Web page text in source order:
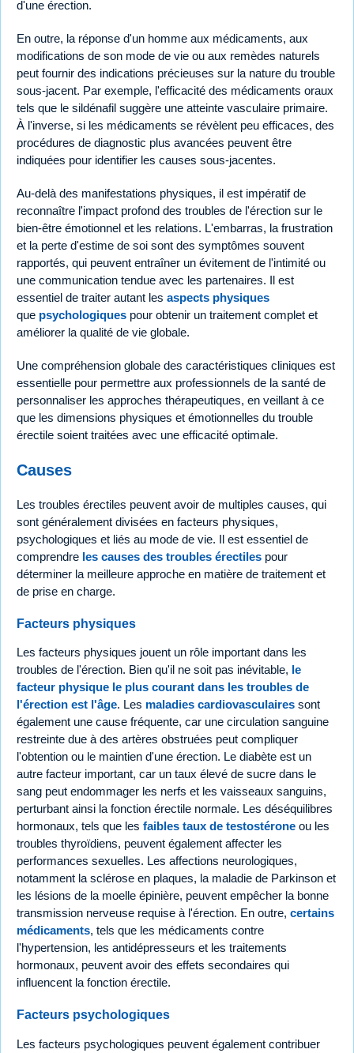
d'une érection.
En outre, la réponse d'un homme aux médicaments, aux
modifications de son mode de vie ou aux remèdes naturels
peut fournir des indications précieuses sur la nature du trouble
sous-jacent. Par exemple, l'efficacité des médicaments oraux
tels que le sildénafil suggère une atteinte vasculaire primaire.
À l'inverse, si les médicaments se révèlent peu efficaces, des
procédures de diagnostic plus avancées peuvent être
indiquées pour identifier les causes sous-jacentes.
Au-delà des manifestations physiques, il est impératif de
reconnaître l'impact profond des troubles de l'érection sur le
bien-être émotionnel et les relations. L'embarras, la frustration
et la perte d'estime de soi sont des symptômes souvent
rapportés, qui peuvent entraîner un évitement de l'intimité ou
une communication tendue avec les partenaires. Il est
essentiel de traiter autant les aspects physiques
que psychologiques pour obtenir un traitement complet et
améliorer la qualité de vie globale.
Une compréhension globale des caractéristiques cliniques est
essentielle pour permettre aux professionnels de la santé de
personnaliser les approches thérapeutiques, en veillant à ce
que les dimensions physiques et émotionnelles du trouble
érectile soient traitées avec une efficacité optimale.
Causes
Les troubles érectiles peuvent avoir de multiples causes, qui
sont généralement divisées en facteurs physiques,
psychologiques et liés au mode de vie. Il est essentiel de
comprendre les causes des troubles érectiles pour
déterminer la meilleure approche en matière de traitement et
de prise en charge.
Facteurs physiques
Les facteurs physiques jouent un rôle important dans les
troubles de l'érection. Bien qu'il ne soit pas inévitable, le
facteur physique le plus courant dans les troubles de
l'érection est l'âge. Les maladies cardiovasculaires sont
également une cause fréquente, car une circulation sanguine
restreinte due à des artères obstruées peut compliquer
l'obtention ou le maintien d'une érection. Le diabète est un
autre facteur important, car un taux élevé de sucre dans le
sang peut endommager les nerfs et les vaisseaux sanguins,
perturbant ainsi la fonction érectile normale. Les déséquilibres
hormonaux, tels que les faibles taux de testostérone ou les
troubles thyroïdiens, peuvent également affecter les
performances sexuelles. Les affections neurologiques,
notamment la sclérose en plaques, la maladie de Parkinson et
les lésions de la moelle épinière, peuvent empêcher la bonne
transmission nerveuse requise à l'érection. En outre, certains
médicaments, tels que les médicaments contre
l'hypertension, les antidépresseurs et les traitements
hormonaux, peuvent avoir des effets secondaires qui
influencent la fonction érectile.
Facteurs psychologiques
Les facteurs psychologiques peuvent également contribuer